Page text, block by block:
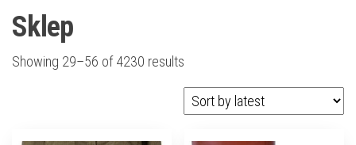
Sklep
Showing 29–56 of 4230 results